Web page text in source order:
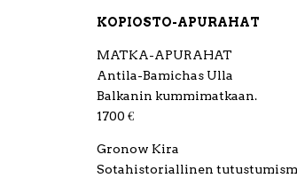
KOPIOSTO-APURAHAT
MATKA-APURAHAT
Antila-Bamichas Ulla
Balkanin kummimatkaan.
1700 €
Gronow Kira
Sotahistoriallinen